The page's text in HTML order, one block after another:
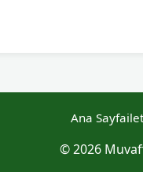
Ana Sayfa
© 2026